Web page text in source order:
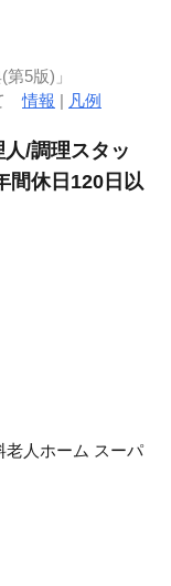
5版)」
て情報 | 凡例
/調理スタッ
間休日120日以
老人ホーム スーパ